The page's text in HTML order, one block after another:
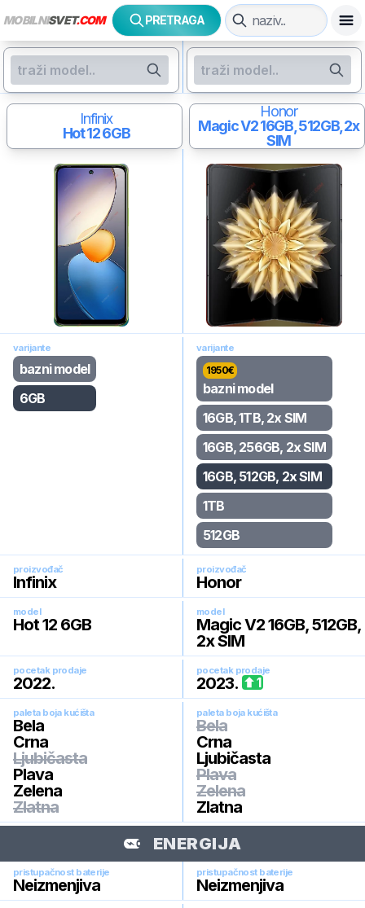
MOBILNISVET.COM PRETRAGA
Infinix
Hot 126GB
Honor
Magic V216GB, 512GB, 2x
SIM
varijante
bazni model
6GB
varijante
1950€
bazni model
16GB, 1TB, 2x SIM
16GB, 256GB, 2x SIM
16GB, 512GB, 2x SIM
1TB
512GB
proizvođač
Infinix
proizvođač
Honor
model
Hot 12 6GB
model
Magic V2 16GB, 512GB,
2x SIM
pocetak prodaje
2022.
pocetak prodaje
2023. 1
paleta boja kućišta
Bela
Crna
Ljubičasta
Plava
Zelena
Zlatna
paleta boja kućišta
Bela
Crna
Ljubičasta
Plava
Zelena
Zlatna
ENERGIJA
pristupačnost baterije
Neizmenjiva
pristupačnost baterije
Neizmenjiva